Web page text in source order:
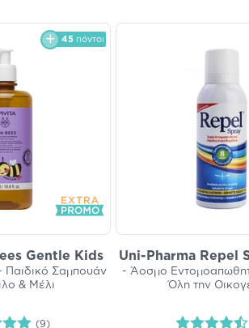
45 πόντοι
Gentle Kids
Σαμπουάν
& Μέλι
(9)
Uni-Pharma Repel
- Άοσμο
Όλη την